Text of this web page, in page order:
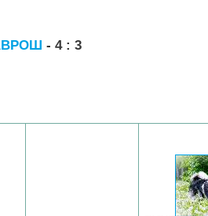
- 4 : 3